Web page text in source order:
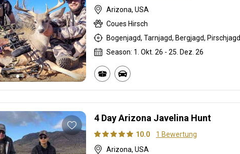
Arizona, USA
Coues Hirsch
Bogenjagd, Tarnjagd, Bergjagd, Pirschjagd
Season: 1. Okt. 26 - 25. Dez. 26
4 Day Arizona Javelina Hunt
10.0
1 Bewertung
Arizona, USA